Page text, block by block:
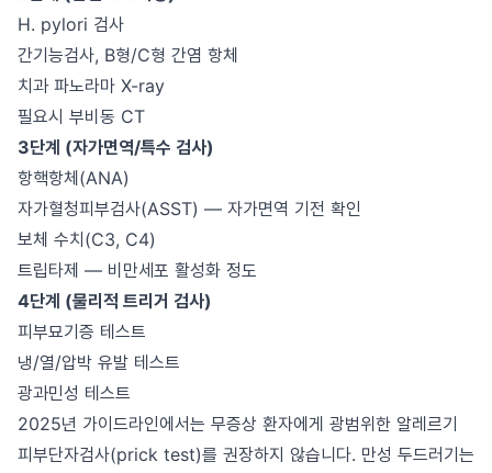
H. pylori 검사
간기능검사, B형/C형 간염 항체
치과 파노라마 X-ray
필요시 부비동 CT
3단계 (자가면역/특수 검사)
항핵항체(ANA)
자가혈청피부검사(ASST) — 자가면역 기전 확인
보체 수치(C3, C4)
트립타제 — 비만세포 활성화 정도
4단계 (물리적 트리거 검사)
피부묘기증 테스트
냉/열/압박 유발 테스트
광과민성 테스트
2025년 가이드라인에서는 무증상 환자에게 광범위한 알레르기
피부단자검사(prick test)를 권장하지 않습니다. 만성 두드러기는